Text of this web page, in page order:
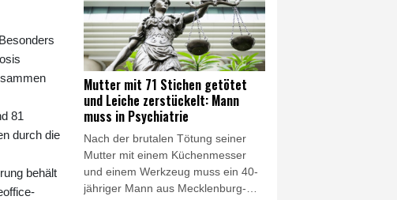
81
durch die
behält
Donald Trump kontrollierten Senats
stimmte am Donnerstag für ein
entsprechendes Vorgehen.
Mutter mit 71 Stichen getötet
und Leiche zerstückelt: Mann
muss in Psychiatrie
Nach der brutalen Tötung seiner
Mutter mit einem Küchenmesser
und einem Werkzeug muss ein 40-
jähriger Mann aus Mecklenburg-